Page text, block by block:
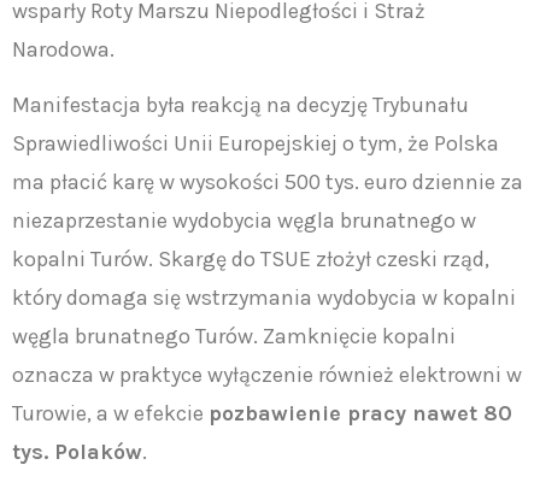
wsparły Roty Marszu Niepodległości i Straż
Narodowa.
Manifestacja była reakcją na decyzję Trybunału
Sprawiedliwości Unii Europejskiej o tym, że Polska
ma płacić karę w wysokości 500 tys. euro dziennie za
niezaprzestanie wydobycia węgla brunatnego w
kopalni Turów. Skargę do TSUE złożył czeski rząd,
który domaga się wstrzymania wydobycia w kopalni
węgla brunatnego Turów. Zamknięcie kopalni
oznacza w praktyce wyłączenie również elektrowni w
Turowie, a w efekcie pozbawienie pracy nawet 80
tys. Polaków.